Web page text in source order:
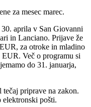
za mesec marec.
aprila v San Giovanni
in Lanciano. Prijave že
za otroke in mladino
Več o programu si
do 31. januarja,
priprave na zakon.
elektronski pošti.